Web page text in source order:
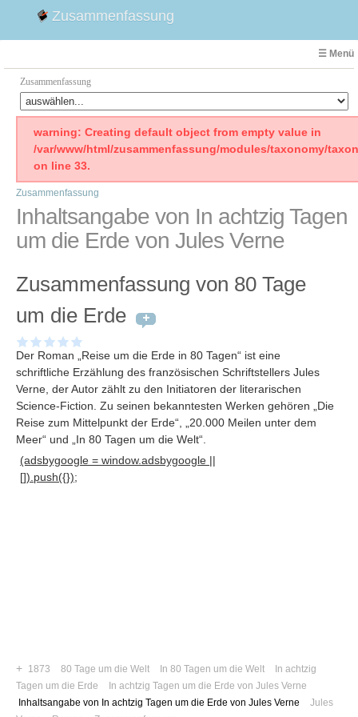
Zusammenfassung
☰ Menü
Zusammenfassung
Faust
Willhelm Tell
Emilia Galotti
1. Weltkrieg Zusammenfassung
2. Weltkrieg
Die Räuber
Woyzeck
Suchen
Kontaktieren
warning: Creating default object from empty value in
/var/www/html/zusammenfassung/modules/taxonomy/
on line 33.
Zusammenfassung
Inhaltsangabe von In achtzig Tagen
um die Erde von Jules Verne
Zusammenfassung von 80 Tage
um die Erde
Der Roman „Reise um die Erde in 80 Tagen“ ist eine
schriftliche Erzählung des französischen Schriftstellers Jules
Verne, der Autor zählt zu den Initiatoren der literarischen
Science-Fiction. Zu seinen bekanntesten Werken gehören „Die
Reise zum Mittelpunkt der Erde“, „20.000 Meilen unter dem
Meer“ und „In 80 Tagen um die Welt“
(adsbygoogle = window.adsbygoogle ||
[]).push({});
+ 1873 80 Tage um die Welt In 80 Tagen um die Welt
In achtzig
Tagen um die Erde
In achtzig Tagen um die Erde von Jules Verne
Inhaltsangabe von In achtzig Tagen um die Erde von Jules Verne
Jules